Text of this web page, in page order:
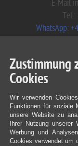
E-Mail
Tel.:
WhatsApp:
Zustimmung
Cookies
Wir verwenden
Funktionen für soziale
unsere Website zu
Ihrer Nutzung
Werbung und
Cookies verwendet um